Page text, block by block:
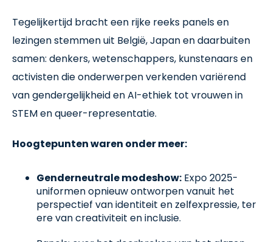
Tegelijkertijd bracht een rijke reeks panels en
lezingen stemmen uit België, Japan en daarbuiten
samen: denkers, wetenschappers, kunstenaars en
activisten die onderwerpen verkenden variërend
van gendergelijkheid en AI-ethiek tot vrouwen in
STEM en queer-representatie.
Hoogtepunten waren onder meer:
Genderneutrale modeshow: Expo 2025-
uniformen opnieuw ontworpen vanuit het
perspectief van identiteit en zelfexpressie, ter
ere van creativiteit en inclusie.